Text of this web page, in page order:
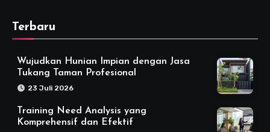
Terbaru
Wujudkan Hunian Impian dengan Jasa
Tukang Taman Profesional
23 Juli 2026
Training Need Analysis yang
Komprehensif dan Efektif